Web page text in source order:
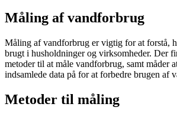
Måling af vandforbrug
Måling af vandforbrug er vigtig for at forstå,
brugt i husholdninger og virksomheder. Der
metoder til at måle vandforbrug, samt måder
indsamlede data på for at forbedre brugen af
Metoder til måling